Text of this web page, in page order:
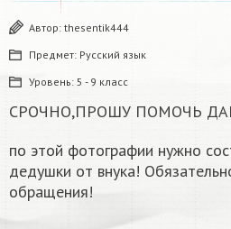
Автор: thesentik444
Предмет: Русский язык
Уровень: 5 - 9 класс
СРОЧНО,ПРОШУ ПОМОЧЬ
по этой фотографии нужно
дедушки от внука!
обращения!